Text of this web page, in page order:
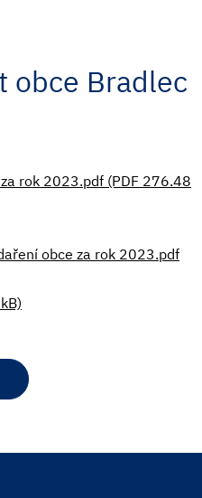
obce Bradlec
rok 2023.pdf (PDF 276.48
obce za rok 2023.pdf